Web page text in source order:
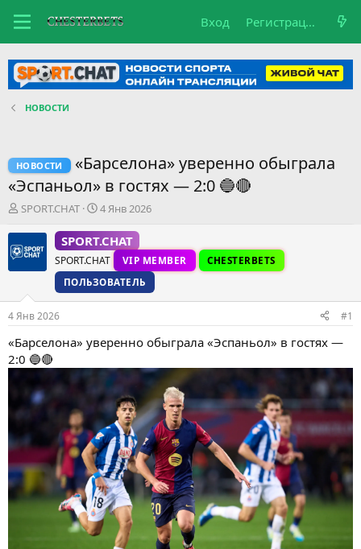
Вход Регистрация
НОВОСТИ
НОВОСТИ
«Барселона» уверенно обыграла
«Эспаньол» в гостях — 2:0 🔵🔴
А
т
о
е
м
ы
SPORT.CHAT
Д
т
а
н
а
ч
л
а
4 Янв 2026
SPORT.CHAT
SPORT.CHAT VIP MEMBER
CHESTERBETS
ПОЛЬЗОВАТЕЛЬ
4 Янв 2026 #1
«Барселона» уверенно обыграла «Эспаньол» в гостях —
2:0 🔵🔴